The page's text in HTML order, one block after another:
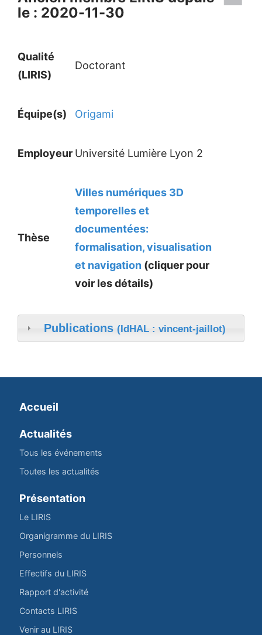
le : 2020-11-30
Qualité
(LIRIS)
Doctorant
Équipe(s) Origami
Employeur Université Lumière Lyon 2
Thèse
Villes numériques 3D
temporelles et
documentées:
formalisation, visualisation
et navigation (cliquer pour
voir les détails)
Publications (IdHAL : vincent-jaillot)
Accueil
Actualités
Tous les événements
Toutes les actualités
Présentation
Le LIRIS
Organigramme du LIRIS
Personnels
Effectifs du LIRIS
Rapport d'activité
Contacts LIRIS
Venir au LIRIS